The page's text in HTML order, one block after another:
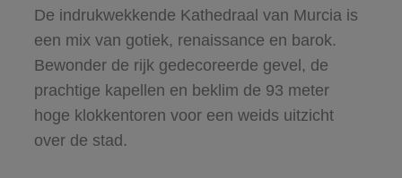
De indrukwekkende Kathedraal van Murcia is
een mix van gotiek, renaissance en barok.
Bewonder de rijk gedecoreerde gevel, de
prachtige kapellen en beklim de 93 meter
hoge klokkentoren voor een weids uitzicht
over de stad.